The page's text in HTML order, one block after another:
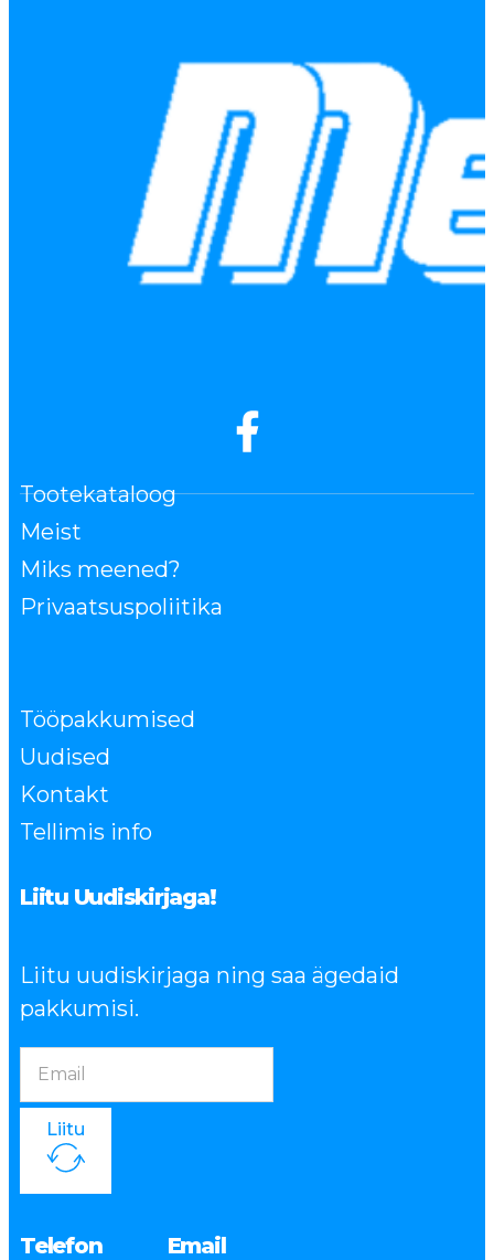
Tootekataloog
Meist
Miks meened?
Privaatsuspoliitika
Tööpakkumised
Uudised
Kontakt
Tellimis info
Liitu Uudiskirjaga!
Liitu uudiskirjaga ning saa ägedaid
pakkumisi.
Liitu
Telefon Email